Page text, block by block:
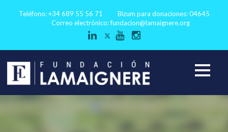
Teléfono: +34 689 55 56 71
Bizum para donaciones: 04645
Correo electrónico:fundacion@lamaignere.org